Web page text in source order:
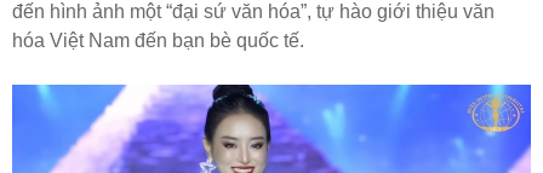
đến hình ảnh một “đại sứ văn hóa”, tự hào giới thiệu văn
hóa Việt Nam đến bạn bè quốc tế.